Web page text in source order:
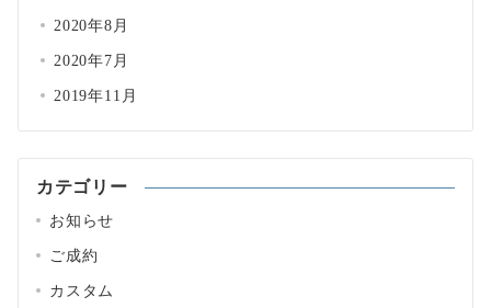
2020年8月
2020年7月
2019年11月
カテゴリー
お知らせ
ご成約
カスタム